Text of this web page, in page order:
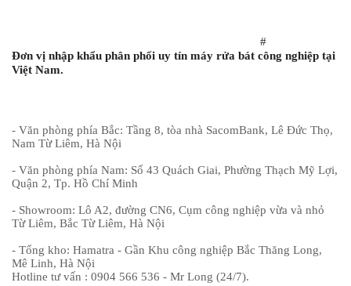
#
Đơn vị nhập khẩu phân phối uy tín máy rửa bát công nghiệp tại
Việt Nam.
- Văn phòng phía Bắc: Tầng 8, tòa nhà SacomBank, Lê Đức Thọ,
Nam Từ Liêm, Hà Nội
- Văn phòng phía Nam: Số 43 Quách Giai, Phường Thạch Mỹ Lợi,
Quận 2, Tp. Hồ Chí Minh
- Showroom: Lô A2, đường CN6, Cụm công nghiệp vừa và nhỏ
Từ Liêm, Bắc Từ Liêm, Hà Nội
- Tổng kho: Hamatra - Gần Khu công nghiệp Bắc Thăng Long,
Mê Linh, Hà Nội
Hotline tư vấn : 0904 566 536 - Mr Long (24/7).